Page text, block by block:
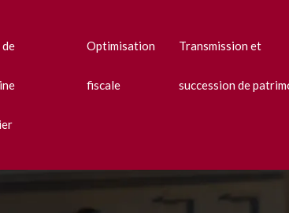
Optimisation
fiscale
Transmission et
succession de